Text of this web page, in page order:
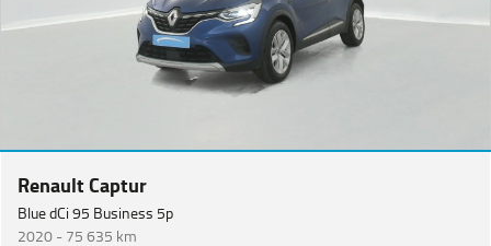
Renault Captur
Blue dCi 95 Business 5p
2020 -75 635 km